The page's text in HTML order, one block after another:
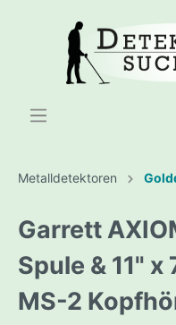
Metalldetektoren
Garrett
Spule & 11"
MS-2